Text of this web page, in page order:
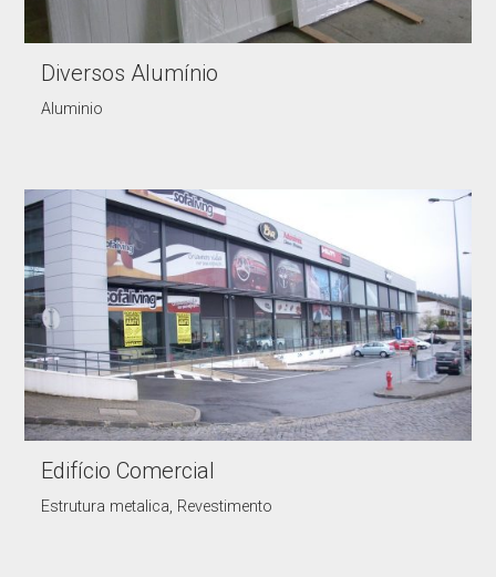
Diversos Alumínio
Aluminio
Edifício Comercial
Estrutura metalica, Revestimento